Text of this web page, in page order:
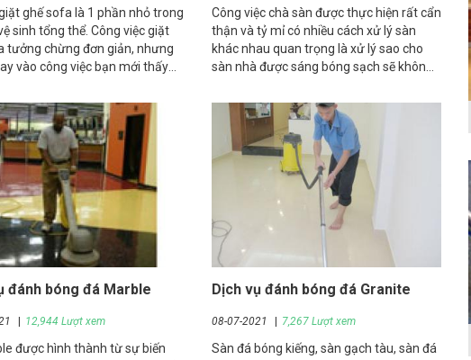
ghế sofa là 1 phần nhỏ trong
sinh tổng thể. Công việc giặt
tưởng chừng đơn giản, nhưng
vào công việc bạn mới thấy
Công việc chà sàn được thực hiện rất cẩn
thận và tỷ mỉ có nhiều cách xử lý sàn
khác nhau quan trọng là xử lý sao cho
sàn nhà được sáng bóng sạch sẽ không
bẩn bong tách khỏi bề mặt sàn
đánh bóng đá Marble
12,944 Lượt xem
được hình thành từ sự biến
Dịch vụ đánh bóng đá Granite
08-07-2021 7,267 Lượt xem
Sàn đá bóng kiếng, sàn gạch tàu, sàn đá